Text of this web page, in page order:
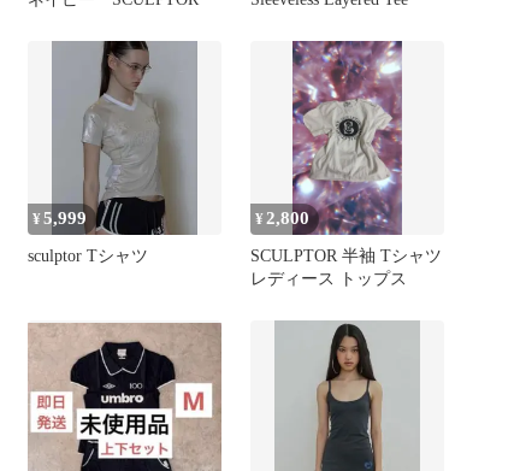
¥5,999
sculptor Tシャツ
¥ 2,800
SCULPTOR 半袖 Tシャツ
レディース トップス